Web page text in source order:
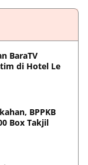
BaraTV
di Hotel Le
BPPKB
Box Takjil